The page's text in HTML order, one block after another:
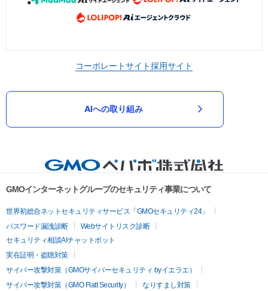
コーポレートサイト採用サイト
AIへの取り組み
GMOインターネットグループのセキュリティ事業について
世界初総合ネットセキュリティサービス「GMOセキュリティ24」
パスワード漏洩診断
Webサイトリスク診断
セキュリティ相談AIチャットボット
実在証明・盗聴対策
サイバー攻撃対策（GMOサイバーセキュリティ byイエラエ）
サイバー攻撃対策（GMO Flatt Security）
なりすまし対策